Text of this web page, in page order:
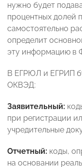
нужно будет
процентных долей
самостоятельно
определит
эту информацию в
В ЕГРЮЛ и ЕГРИП
ОКВЭД:
Заявительный:
при регистрации
учредительные
Отчетный: коды,
на основании